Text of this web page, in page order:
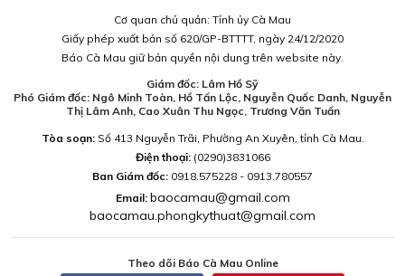
Cơ quan chủ quản: Tỉnh ủy Cà Mau
Giấy phép xuất bản số 620/GP-BTTTT, ngày 24/12/2020
Báo Cà Mau giữ bản quyền nội dung trên website này.
Giám đốc: Lâm Hồ Sỹ
Phó Giám đốc: Ngô Minh Toàn, Hồ Tấn Lộc, Nguyễn Quốc Danh, Nguyễn
Thị Lâm Anh, Cao Xuân Thu Ngọc, Trương Văn Tuấn
Tòa soạn:Số 413 Nguyễn Trãi, Phường An Xuyên, tỉnh Cà Mau.
Điện thoại: (0290)3831066
Ban Giám đốc: 0918.575228 - 0913.780557
Email: baocamau@gmail.com
baocamau.phongkythuat@gmail.com
Theo dõi Báo Cà Mau Online